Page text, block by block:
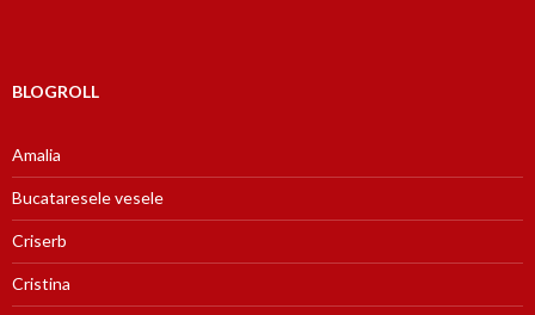
BLOGROLL
Amalia
Bucataresele vesele
Criserb
Cristina